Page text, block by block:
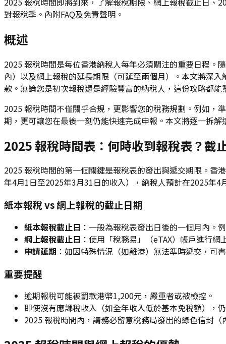
對報稅季。內附FAQ及免責聲明。
概述
2025 報稅時間是每位香港納稅人每年必須關注的重要日程。
內）以及網上報稅的延長期限（可延至兩個月）。本文將深
款。無論您是初次報稅還是經驗豐富的納稅人，這份攻略都
2025 報稅時間不僅關乎合規，更影響您的稅務規劃。例如，
期，更可讓您在最後一刻仍能快速完成申報。本文將逐一拆
2025 報稅時間表：何時收到報稅表？截
2025 報稅時間的第一個關鍵是報稅表的發出與遞交期限。香
年4月1日至2025年3月31日的收入），納稅人預計在2025年4
紙本報稅 vs 網上報稅的截止日期
紙本報稅截止日 ：一般為報稅表發出日後的一個月內。
網上報稅截止日 ：使用「稅務易」（eTAX）帳戶進行
申請延期 ：如因特殊情況（如離港）無法準時遞交，可
重要提醒
逾期報稅可能被罰款港幣1,200元，嚴重者或被檢控。
即使沒有應課稅收入（如全年收入低於基本免稅額），
2025 報稅時間內，請務必留意稅務局發出的綠色信封